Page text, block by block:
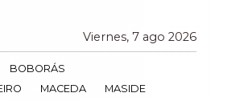
Viernes, 7 ago 2026
BOBORÁS
MACEDA
MASIDE